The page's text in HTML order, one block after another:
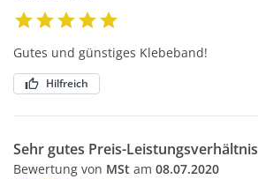
Gutes und günstiges Klebeband!
Hilfreich
Sehr gutes Preis-Leistungsverhältnis
Bewertung von MSt am 08.07.2020